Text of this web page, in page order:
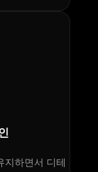
지하면서 디테